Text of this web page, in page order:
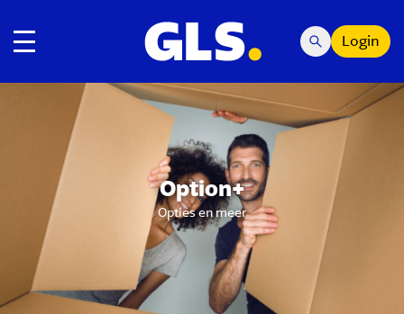
toggle navigatie
Login
Carousel with slides shown at a time. Use the Previous
Option+
Opties en meer